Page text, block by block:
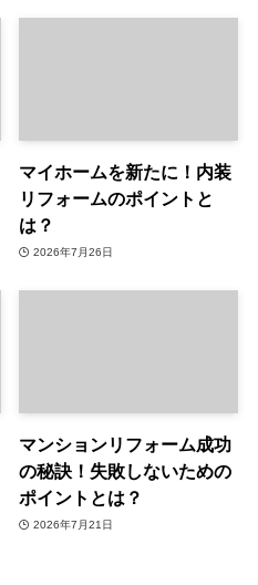
マイホームを新たに！内装
リフォームのポイントと
は？
2026年7月26日
マンションリフォーム成功
の秘訣！失敗しないための
ポイントとは？
2026年7月21日